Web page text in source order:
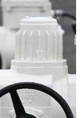
lở nghiêm
dời
lở trên tổng
toàn tuyến bờ
trọng, ảnh
dân.